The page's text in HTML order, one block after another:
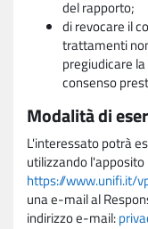
del rapporto;
di revocare il
trattamenti
pregiudicare
consenso
Modalità di
L'interessato potrà
utilizzando
https://www.unifi.it/
una e-mail al
indirizzo e-mail: